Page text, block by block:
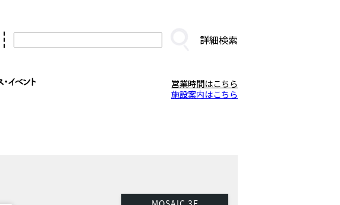
詳細検索
営業時間はこちら
施設案内はこちら